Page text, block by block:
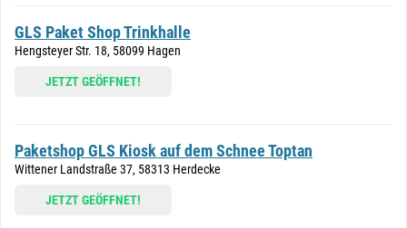
GLS Paket Shop Trinkhalle
Hengsteyer Str. 18, 58099 Hagen
JETZT GEÖFFNET!
Paketshop GLS Kiosk auf dem Schnee Toptan
Wittener Landstraße 37, 58313 Herdecke
JETZT GEÖFFNET!